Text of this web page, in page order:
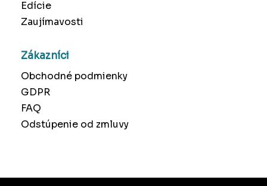
Edície
Zaujímavosti
Zákazníci
Obchodné podmienky
GDPR
FAQ
Odstúpenie od zmluvy